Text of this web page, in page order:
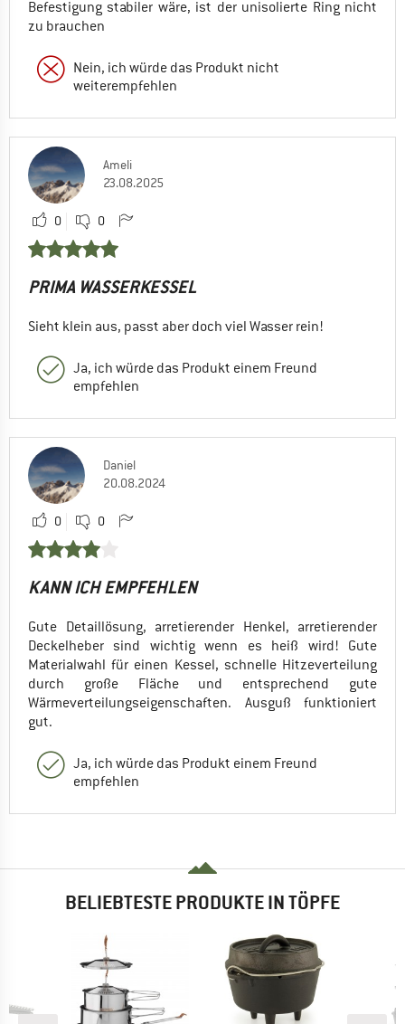
Befestigung stabiler wäre, ist der unisolierte Ring nicht
zu brauchen
Nein, ich würde das Produkt nicht
weiterempfehlen
Ameli
23.08.2025
0 0
PRIMA WASSERKESSEL
Sieht klein aus, passt aber doch viel Wasser rein!
Ja, ich würde das Produkt einem Freund
empfehlen
Daniel
20.08.2024
0 0
KANN ICH EMPFEHLEN
Gute Detaillösung, arretierender Henkel, arretierender
Deckelheber sind wichtig wenn es heiß wird! Gute
Materialwahl für einen Kessel, schnelle Hitzeverteilung
durch große Fläche und entsprechend gute
Wärmeverteilungseigenschaften. Ausguß funktioniert
gut.
Ja, ich würde das Produkt einem Freund
empfehlen
BELIEBTESTE PRODUKTE IN TÖPFE